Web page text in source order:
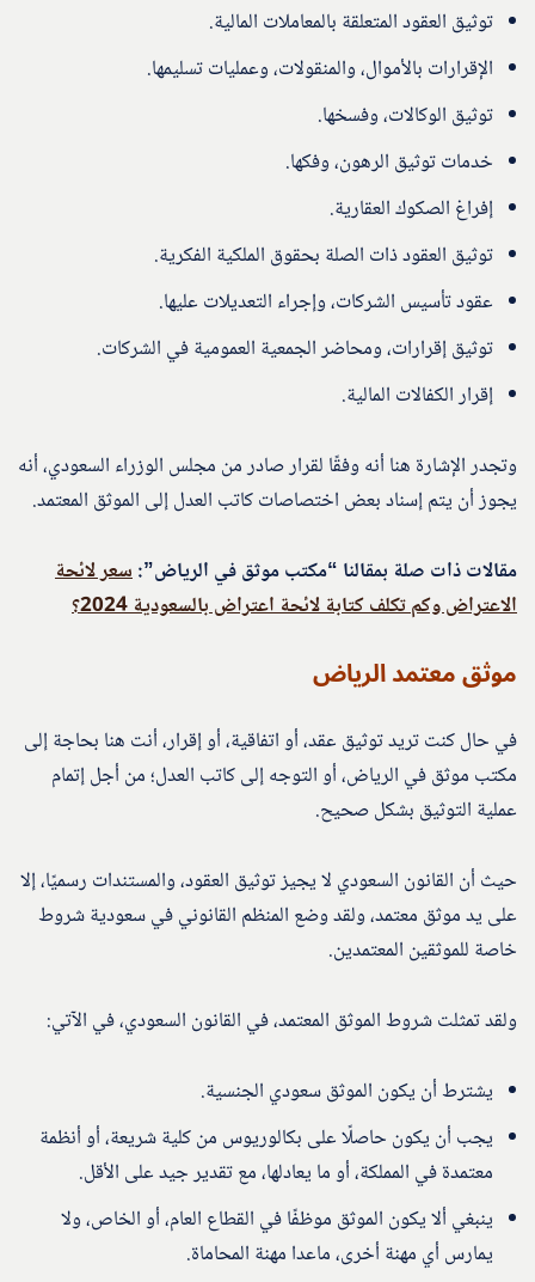
توثيق العقود المتعلقة بالمعاملات المالية.
الإقرارات بالأموال، والمنقولات، وعمليات تسليمها.
توثيق الوكالات، وفسخها.
خدمات توثيق الرهون، وفكها.
إفراغ الصكوك العقارية.
توثيق العقود ذات الصلة بحقوق الملكية الفكرية.
عقود تأسيس الشركات، وإجراء التعديلات عليها.
توثيق إقرارات، ومحاضر الجمعية العمومية في الشركات.
إقرار الكفالات المالية.
وتجدر الإشارة هنا أنه وفقًا لقرار صادر من مجلس الوزراء السعودي، أنه
يجوز أن يتم إسناد بعض اختصاصات كاتب العدل إلى الموثق المعتمد.
مقالات ذات صلة بمقالنا “مكتب موثق في الرياض”:سعر لائحة
الاعتراض وكم تكلف كتابة لائحة اعتراض بالسعودية 2024؟
موثق معتمد الرياض
في حال كنت تريد توثيق عقد، أو اتفاقية، أو إقرار، أنت هنا بحاجة إلى
مكتب موثق في الرياض، أو التوجه إلى كاتب العدل؛ من أجل إتمام
عملية التوثيق بشكل صحيح.
حيث أن القانون السعودي لا يجيز توثيق العقود، والمستندات رسميًا، إلا
على يد موثق معتمد، ولقد وضع المنظم القانوني في سعودية شروط
خاصة للموثقين المعتمدين.
ولقد تمثلت شروط الموثق المعتمد، في القانون السعودي، في الآتي:
يشترط أن يكون الموثق سعودي الجنسية.
يجب أن يكون حاصلًا على بكالوريوس من كلية شريعة، أو أنظمة
معتمدة في المملكة، أو ما يعادلها، مع تقدير جيد على الأقل.
ينبغي ألا يكون الموثق موظفًا في القطاع العام، أو الخاص، ولا
يمارس أي مهنة أخرى، ماعدا مهنة المحاماة.